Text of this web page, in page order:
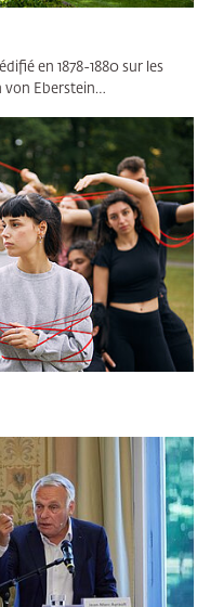
en 1878-1880 sur les
von Eberstein…